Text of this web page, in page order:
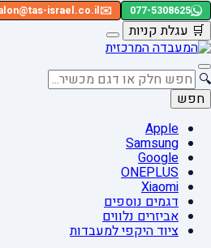
077-5308625
✉️
israel.co.il
🛒 עגלת קניות
🔍
חפש
Apple
Samsung
Google
ONEPLUS
Xiaomi
דגמים נוספים
אביזרים נלווים
ציוד היקפי למעבדות